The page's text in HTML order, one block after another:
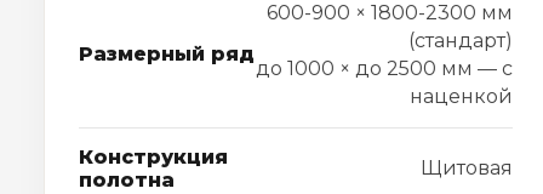
Размерный ряд
600-900 × 1800-2300 мм
(стандарт)
до 1000 × до 2500 мм — с
наценкой
Конструкция
полотна
Щитовая